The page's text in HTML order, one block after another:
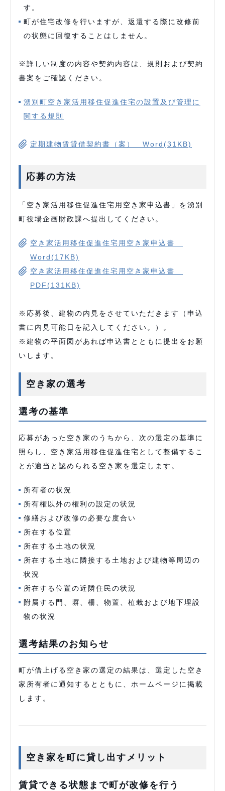
す。
町が住宅改修を行いますが、返還する際に改修前
の状態に回復することはしません。
※詳しい制度の内容や契約内容は、規則および契約
書案をご確認ください。
湧別町空き家活用移住促進住宅の設置及び管理に
関する規則
定期建物賃貸借契約書（案） Word(31KB)
応募の方法
「空き家活用移住促進住宅用空き家申込書」を湧別
町役場企画財政課へ提出してください。
空き家活用移住促進住宅用空き家申込書
Word(17KB)
空き家活用移住促進住宅用空き家申込書
PDF(131KB)
※応募後、建物の内見をさせていただきます（申込
書に内見可能日を記入してください。）。
※建物の平面図があれば申込書とともに提出をお願
いします。
空き家の選考
選考の基準
応募があった空き家のうちから、次の選定の基準に
照らし、空き家活用移住促進住宅として整備するこ
とが適当と認められる空き家を選定します。
所有者の状況
所有権以外の権利の設定の状況
修繕および改修の必要な度合い
所在する位置
所在する土地の状況
所在する土地に隣接する土地および建物等周辺の
状況
所在する位置の近隣住民の状況
附属する門、塀、柵、物置、植栽および地下埋設
物の状況
選考結果のお知らせ
町が借上げる空き家の選定の結果は、選定した空き
家所有者に通知するとともに、ホームページに掲載
します。
空き家を町に貸し出すメリット
賃貸できる状態まで町が改修を行う